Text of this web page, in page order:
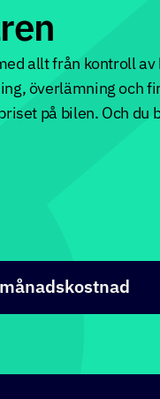
allt från kontroll
överlämning och
på bilen. Och du